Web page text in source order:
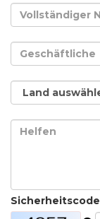
Sicherheitscode